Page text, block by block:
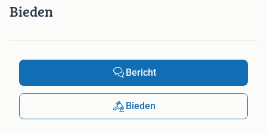
Bieden
Bericht
Bieden